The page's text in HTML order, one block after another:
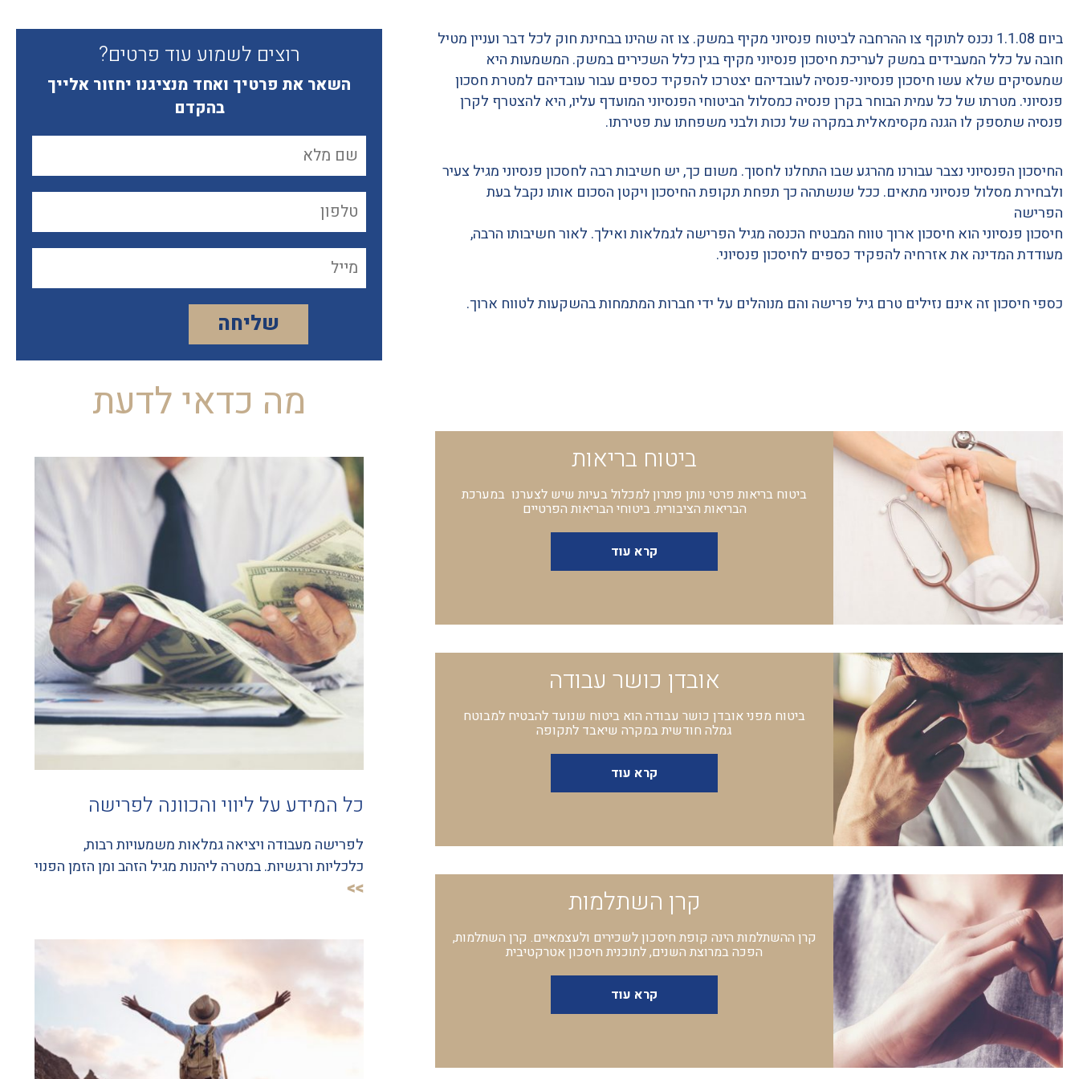
ביום 1.1.08 נכנס לתוקף צו ההרחבה לביטוח פנסיוני מקיף במשק. צו זה שהינו בבחינת חוק לכל דבר ועניין מטיל
חובה על כלל המעבידים במשק לעריכת חיסכון פנסיוני מקיף בגין כלל השכירים במשק. המשמעות היא
שמעסיקים שלא עשו חיסכון פנסיוני-פנסיה לעובדיהם יצטרכו להפקיד כספים עבור עובדיהם למטרת חסכון
פנסיוני. מטרתו של כל עמית הבוחר בקרן פנסיה כמסלול הביטוחי הפנסיוני המועדף עליו, היא להצטרף לקרן
פנסיה שתספק לו הגנה מקסימאלית במקרה של נכות ולבני משפחתו עת פטירתו.
החיסכון הפנסיוני נצבר עבורנו מהרגע שבו התחלנו לחסוך. משום כך, יש חשיבות רבה לחסכון פנסיוני מגיל צעיר
ולבחירת מסלול פנסיוני מתאים. ככל שנשתהה כך תפחת תקופת החיסכון ויקטן הסכום אותו נקבל בעת
הפרישה
חיסכון פנסיוני הוא חיסכון ארוך טווח המבטיח הכנסה מגיל הפרישה לגמלאות ואילך. לאור חשיבותו הרבה,
מעודדת המדינה את אזרחיה להפקיד כספים לחיסכון פנסיוני.
כספי חיסכון זה אינם נזילים טרם גיל פרישה והם מנוהלים על ידי חברות המתמחות בהשקעות לטווח ארוך.
ביטוח בריאות
ביטוח בריאות פרטי נותן פתרון למכלול בעיות שיש לצערנו במערכת
הבריאות הציבורית. ביטוחי הבריאות הפרטיים
קרא עוד
אובדן כושר עבודה
ביטוח מפני אובדן כושר עבודה הוא ביטוח שנועד להבטיח למבוטח
גמלה חודשית במקרה שיאבד לתקופה
קרא עוד
קרן השתלמות
קרן ההשתלמות הינה קופת חיסכון לשכירים ולעצמאיים. קרן השתלמות,
הפכה במרוצת השנים, לתוכנית חיסכון אטרקטיבית
קרא עוד
רוצים לשמוע עוד פרטים?
השאר את פרטיך ואחד מנציגנו יחזור אלייך
בהקדם
מה כדאי לדעת
כל המידע על ליווי והכוונה לפרישה
לפרישה מעבודה ויציאה גמלאות משמעויות רבות,
כלכליות ורגשיות. במטרה ליהנות מגיל הזהב ומן הזמן הפנוי